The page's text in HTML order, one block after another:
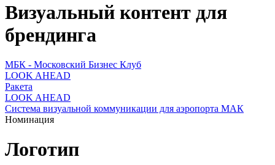
Визуальный контент для
брендинга
МБК - Московский Бизнес Клуб
LOOK AHEAD
Ракета
LOOK AHEAD
Система визуальной коммуникации для аэропорта МАК
Номинация
Логотип